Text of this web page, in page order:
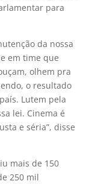
para
da nossa
em time que
olhem pra
o resultado
Lutem pela
lei. Cinema é
e séria”, disse
mais de 150
250 mil